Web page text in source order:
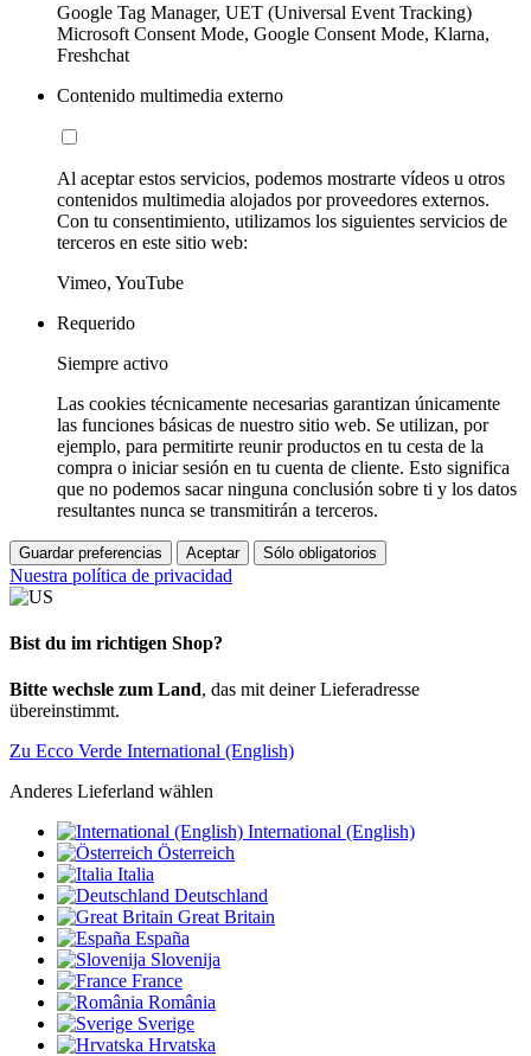
Google Tag Manager, UET (Universal Event Tracking)
Microsoft Consent Mode, Google Consent Mode, Klarna,
Freshchat
Contenido multimedia externo
Al aceptar estos servicios, podemos mostrarte vídeos u otros
contenidos multimedia alojados por proveedores externos.
Con tu consentimiento, utilizamos los siguientes servicios de
terceros en este sitio web:
Vimeo, YouTube
Requerido
Siempre activo
Las cookies técnicamente necesarias garantizan únicamente
las funciones básicas de nuestro sitio web. Se utilizan, por
ejemplo, para permitirte reunir productos en tu cesta de la
compra o iniciar sesión en tu cuenta de cliente. Esto significa
que no podemos sacar ninguna conclusión sobre ti y los datos
resultantes nunca se transmitirán a terceros.
Guardar preferencias Aceptar Sólo obligatorios
Nuestra política de privacidad
Bist du im richtigen Shop?
Bitte wechsle zum Land, das mit deiner Lieferadresse
übereinstimmt.
Zu Ecco Verde International (English)
Anderes Lieferland wählen
International (English)
Österreich
Italia
Deutschland
Great Britain
España
Slovenija
France
România
Sverige
Hrvatska